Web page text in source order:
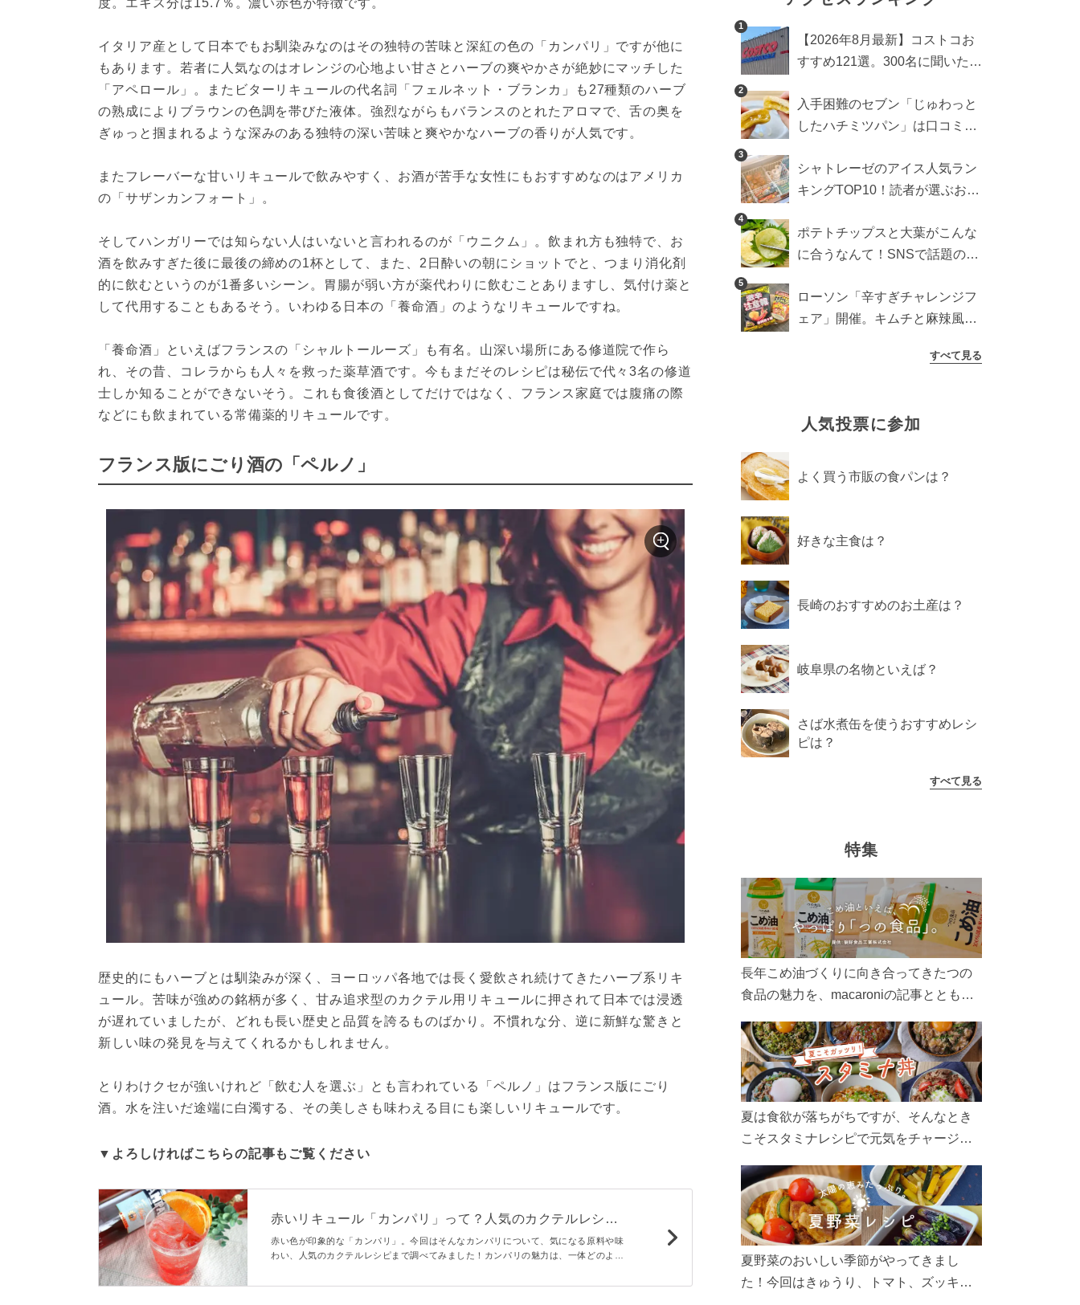
度。エキス分は15.7％。濃い赤色が特徴です。
イタリア産として日本でもお馴染みなのはその独特の苦味と深紅の色の「カンパリ」ですが他に
もあります。若者に人気なのはオレンジの心地よい甘さとハーブの爽やかさが絶妙にマッチした
「アペロール」。またビターリキュールの代名詞「フェルネット・ブランカ」も27種類のハーブ
の熟成によりブラウンの色調を帯びた液体。強烈ながらもバランスのとれたアロマで、舌の奥を
ぎゅっと掴まれるような深みのある独特の深い苦味と爽やかなハーブの香りが人気です。
またフレーバーな甘いリキュールで飲みやすく、お酒が苦手な女性にもおすすめなのはアメリカ
の「サザンカンフォート」。
そしてハンガリーでは知らない人はいないと言われるのが「ウニクム」。飲まれ方も独特で、お
酒を飲みすぎた後に最後の締めの1杯として、また、2日酔いの朝にショットでと、つまり消化剤
的に飲むというのが1番多いシーン。胃腸が弱い方が薬代わりに飲むことありますし、気付け薬と
して代用することもあるそう。いわゆる日本の「養命酒」のようなリキュールですね。
「養命酒」といえばフランスの「シャルトールーズ」も有名。山深い場所にある修道院で作ら
れ、その昔、コレラからも人々を救った薬草酒です。今もまだそのレシピは秘伝で代々3名の修道
士しか知ることができないそう。これも食後酒としてだけではなく、フランス家庭では腹痛の際
などにも飲まれている常備薬的リキュールです。
フランス版にごり酒の「ペルノ」
歴史的にもハーブとは馴染みが深く、ヨーロッパ各地では長く愛飲され続けてきたハーブ系リキ
ュール。苦味が強めの銘柄が多く、甘み追求型のカクテル用リキュールに押されて日本では浸透
が遅れていましたが、どれも長い歴史と品質を誇るものばかり。不慣れな分、逆に新鮮な驚きと
新しい味の発見を与えてくれるかもしれません。
とりわけクセが強いけれど「飲む人を選ぶ」とも言われている「ペルノ」はフランス版にごり
酒。水を注いだ途端に白濁する、その美しさも味わえる目にも楽しいリキュールです。
▼よろしければこちらの記事もご覧ください
赤いリキュール「カンパリ」って？人気のカクテルレシピ
集も！
赤い色が印象的な「カンパリ」。今回はそんなカンパリについて、気になる原料や味
わい、人気のカクテルレシピまで調べてみました！カンパリの魅力は、一体どのよう
1
【2026年8月最新】コストコお
すすめ121選。300名に聞いた買
め商品も
2
入手困難のセブン「じゅわっと
したハチミツパン」は口コミ通
検証
3
シャトレーゼのアイス人気ラン
キングTOP10！読者が選ぶおす
4
ポテトチップスと大葉がこんな
に合うなんて！SNSで話題の食
5
ローソン「辛すぎチャレンジフ
ェア」開催。キムチと麻辣風の
すべて見る
人気投票に参加
よく買う市販の食パンは？
好きな主食は？
長崎のおすすめのお土産は？
岐阜県の名物といえば？
さば水煮缶を使うおすすめレシ
ピは？
すべて見る
特集
長年こめ油づくりに向き合ってきたつの
食品の魅力を、macaroniの記事とともに
ん、製造現場や品質へのこだわりまで。
こめ油をもっと好きになるコンテンツを
ぜひお楽しみください。
夏は食欲が落ちがちですが、そんなとき
こそスタミナレシピで元気をチャージ！
リ食べて、夏バテを吹き飛ばしましょ
う！
夏野菜のおいしい季節がやってきまし
た！今回はきゅうり、トマト、ズッキー